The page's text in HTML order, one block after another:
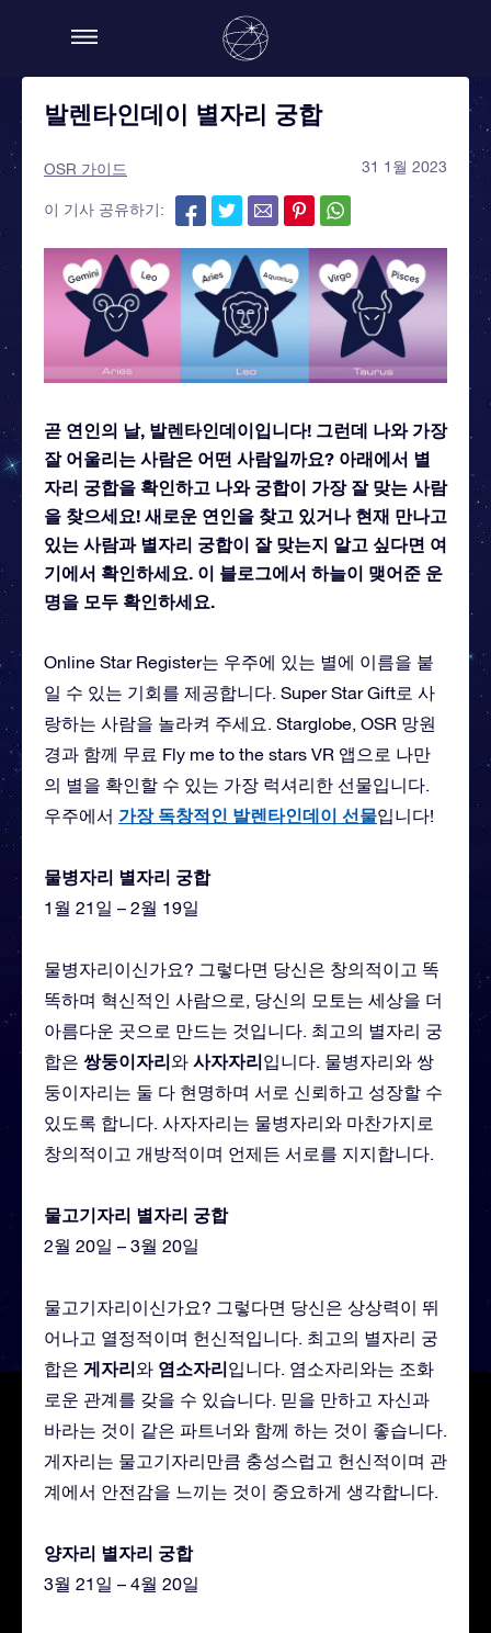
발렌타인데이 별자리 궁합
OSR 가이드 31 1월 2023
이 기사 공유하기:
곧 연인의 날, 발렌타인데이입니다! 그런데 나와 가장
잘 어울리는 사람은 어떤 사람일까요? 아래에서 별
자리 궁합을 확인하고 나와 궁합이 가장 잘 맞는 사람
을 찾으세요! 새로운 연인을 찾고 있거나 현재 만나고
있는 사람과 별자리 궁합이 잘 맞는지 알고 싶다면 여
기에서 확인하세요. 이 블로그에서 하늘이 맺어준 운
명을 모두 확인하세요.
Online Star Register는 우주에 있는 별에 이름을 붙
일 수 있는 기회를 제공합니다. Super Star Gift로 사
랑하는 사람을 놀라켜 주세요. Starglobe, OSR 망원
경과 함께 무료 Fly me to the stars VR 앱으로 나만
의 별을 확인할 수 있는 가장 럭셔리한 선물입니다.
우주에서 가장 독창적인 발렌타인데이 선물입니다!
물병자리 별자리 궁합
1월 21일 – 2월 19일
물병자리이신가요? 그렇다면 당신은 창의적이고 똑
똑하며 혁신적인 사람으로, 당신의 모토는 세상을 더
아름다운 곳으로 만드는 것입니다. 최고의 별자리 궁
합은 쌍둥이자리와 사자자리입니다. 물병자리와 쌍
둥이자리는 둘 다 현명하며 서로 신뢰하고 성장할 수
있도록 합니다. 사자자리는 물병자리와 마찬가지로
창의적이고 개방적이며 언제든 서로를 지지합니다.
물고기자리 별자리 궁합
2월 20일 – 3월 20일
물고기자리이신가요? 그렇다면 당신은 상상력이 뛰
어나고 열정적이며 헌신적입니다. 최고의 별자리 궁
합은 게자리와 염소자리입니다. 염소자리와는 조화
로운 관계를 갖을 수 있습니다. 믿을 만하고 자신과
바라는 것이 같은 파트너와 함께 하는 것이 좋습니다.
게자리는 물고기자리만큼 충성스럽고 헌신적이며 관
계에서 안전감을 느끼는 것이 중요하게 생각합니다.
양자리 별자리 궁합
3월 21일 – 4월 20일